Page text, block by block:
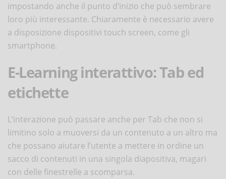
impostando anche il punto d’inizio che può sembrare
loro più interessante. Chiaramente è necessario avere
a disposizione dispositivi touch screen, come gli
smartphone.
E-Learning interattivo: Tab ed
etichette
L’interazione può passare anche per Tab che non si
limitino solo a muoversi da un contenuto a un altro ma
che possano aiutare l’utente a mettere in ordine un
sacco di contenuti in una singola diapositiva, magari
con delle finestrelle a scomparsa.